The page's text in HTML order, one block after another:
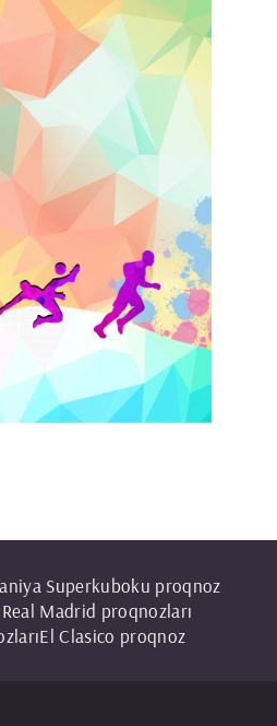
Superkuboku proqnoz
Real Madrid proqnozları
El Clasico proqnoz